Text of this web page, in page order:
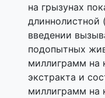
на грызунах
длиннолистной
введении
подопытных
миллиграмм на
экстракта и
миллиграмм на